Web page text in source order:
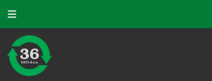
KATEGORIJE